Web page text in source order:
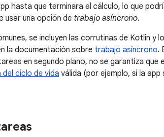
hasta que terminara el cálculo, lo que
usar una opción de trabajo asíncrono.
se incluyen las corrutinas de Kotlin y
la documentación sobre trabajo asíncrono.
en segundo plano, no se garantiza que
ciclo de vida válida (por ejemplo, si la app